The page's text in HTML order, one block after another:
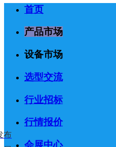
首页
产品市场
设备市场
选型交流
行业招标
行情报价
会展中心
布